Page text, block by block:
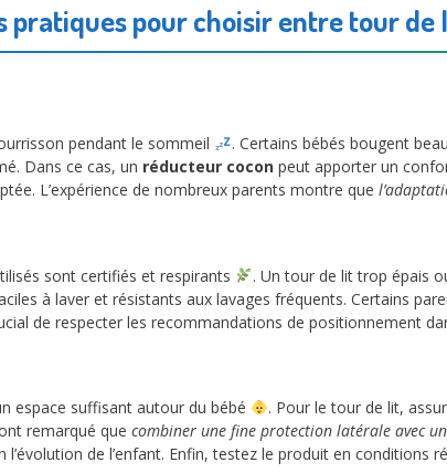
pratiques pour choisir entre tour
pendant le sommeil
. Certains bébés bougent
Dans ce cas, un réducteur cocon peut apporter un
L’expérience de nombreux parents montre que
sont certifiés et respirants
. Un tour de lit trop épais
à laver et résistants aux lavages fréquents. Certains
de respecter les recommandations de positionnement
espace suffisant autour du bébé
. Pour le tour de lit,
remarqué que combiner une fine protection latérale avec
de l’enfant. Enfin, testez le produit en conditions